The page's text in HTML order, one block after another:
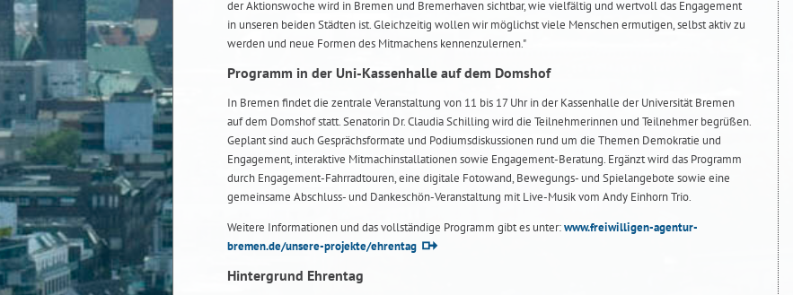
der Aktionswoche wird in Bremen und Bremerhaven sichtbar, wie vielfältig und wertvoll das Engagement
in unseren beiden Städten ist. Gleichzeitig wollen wir möglichst viele Menschen ermutigen, selbst aktiv zu
werden und neue Formen des Mitmachens kennenzulernen."
Programm in der Uni-Kassenhalle auf dem Domshof
In Bremen findet die zentrale Veranstaltung von 11 bis 17 Uhr in der Kassenhalle der Universität Bremen
auf dem Domshof statt. Senatorin Dr. Claudia Schilling wird die Teilnehmerinnen und Teilnehmer begrüßen.
Geplant sind auch Gesprächsformate und Podiumsdiskussionen rund um die Themen Demokratie und
Engagement, interaktive Mitmachinstallationen sowie Engagement-Beratung. Ergänzt wird das Programm
durch Engagement-Fahrradtouren, eine digitale Fotowand, Bewegungs- und Spielangebote sowie eine
gemeinsame Abschluss- und Dankeschön-Veranstaltung mit Live-Musik vom Andy Einhorn Trio.
Weitere Informationen und das vollständige Programm gibt es unter:www.freiwilligen-agentur-
bremen.de/unsere-projekte/ehrentag
Hintergrund Ehrentag